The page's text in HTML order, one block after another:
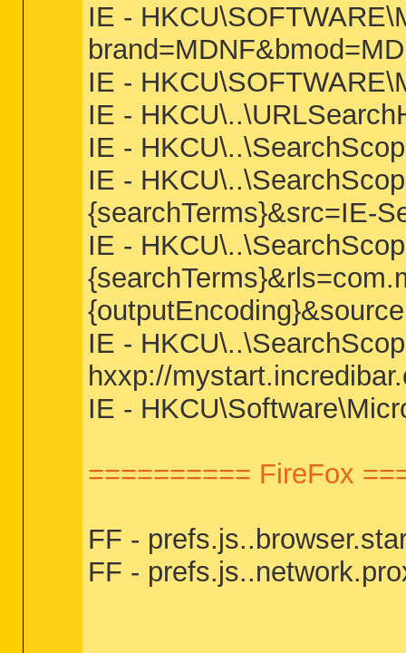
IE -
IE -
IE -
IE -
IE -
{searchTerms}&src=IE-
IE -
IE -
hxxp://
IE -
========== FireFox
FF -
FF -